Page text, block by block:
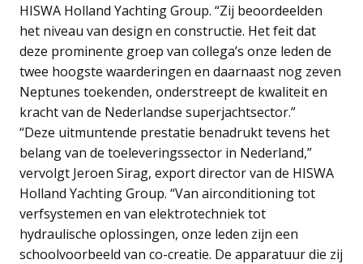
HISWA Holland Yachting Group. “Zij beoordeelden
het niveau van design en constructie. Het feit dat
deze prominente groep van collega’s onze leden de
twee hoogste waarderingen en daarnaast nog zeven
Neptunes toekenden, onderstreept de kwaliteit en
kracht van de Nederlandse superjachtsector.”
“Deze uitmuntende prestatie benadrukt tevens het
belang van de toeleveringssector in Nederland,”
vervolgt Jeroen Sirag, export director van de HISWA
Holland Yachting Group. “Van airconditioning tot
verfsystemen en van elektrotechniek tot
hydraulische oplossingen, onze leden zijn een
schoolvoorbeeld van co-creatie. De apparatuur die zij